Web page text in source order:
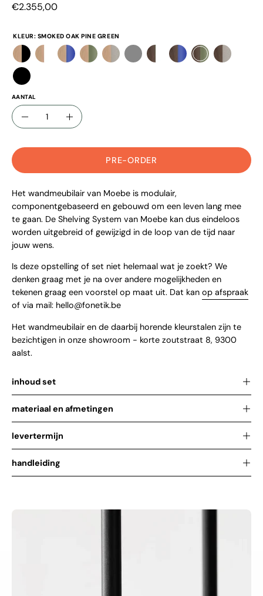
€2.355,00
KLEUR: SMOKED OAK PINE GREEN
AANTAL
aantal
verlaag
verhoog
PRE-ORDER
Het wandmeubilair van Moebe is modulair,
componentgebaseerd en gebouwd om een ​​leven lang mee
te gaan. De Shelving System van Moebe kan dus eindeloos
worden uitgebreid of gewijzigd in de loop van de tijd naar
jouw wens.
Is deze opstelling of set niet helemaal wat je zoekt? We
denken graag met je na over andere mogelijkheden en
tekenen graag een voorstel op maat uit. Dat kan op afspraak
of via mail: hello@fonetik.be
Het wandmeubilair en de daarbij horende kleurstalen zijn te
bezichtigen in onze showroom - korte zoutstraat 8, 9300
aalst.
inhoud set
materiaal en afmetingen
levertermijn
handleiding